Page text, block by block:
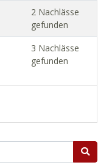
2 Nachlässe
gefunden
3 Nachlässe
gefunden